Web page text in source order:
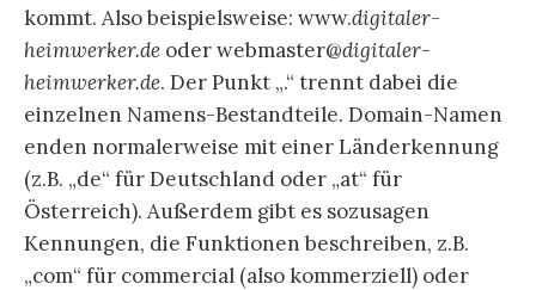
kommt. Also beispielsweise: www.digitaler-
heimwerker.de oder webmaster@digitaler-
heimwerker.de. Der Punkt „.“ trennt dabei die
einzelnen Namens-Bestandteile. Domain-Namen
enden normalerweise mit einer Länderkennung
(z.B. „de“ für Deutschland oder „at“ für
Österreich). Außerdem gibt es sozusagen
Kennungen, die Funktionen beschreiben, z.B.
„com“ für commercial (also kommerziell) oder